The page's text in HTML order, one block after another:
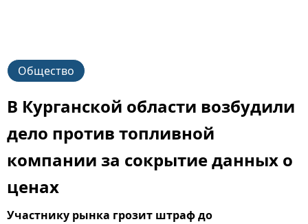
Общество
В Курганской области возбудили
дело против топливной
компании за сокрытие данных о
ценах
Участнику рынка грозит штраф до